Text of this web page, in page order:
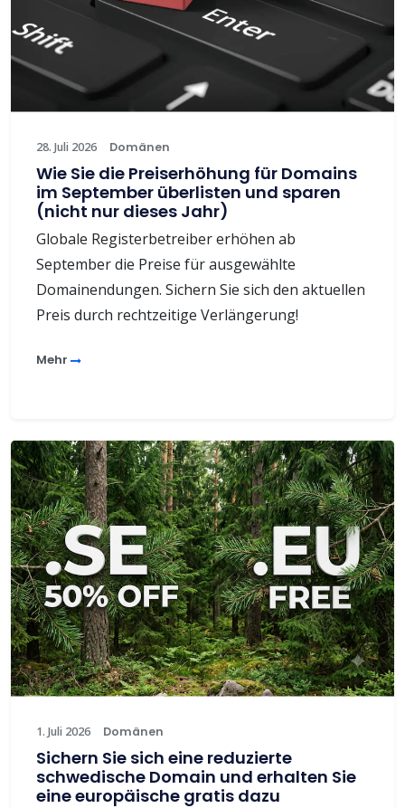
28. Juli 2026 Domänen
Wie Sie die Preiserhöhung für Domains
im September überlisten und sparen
(nicht nur dieses Jahr)
Globale Registerbetreiber erhöhen ab
September die Preise für ausgewählte
Domainendungen. Sichern Sie sich den aktuellen
Preis durch rechtzeitige Verlängerung!
Mehr
1. Juli 2026 Domänen
Sichern Sie sich eine reduzierte
schwedische Domain und erhalten Sie
eine europäische gratis dazu